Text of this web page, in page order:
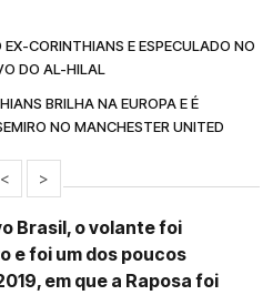
CORINTHIANS E ESPECULADO NO
DO AL-HILAL
BRILHA NA EUROPA E É
NO MANCHESTER UNITED
< >
Brasil, o volante foi
e foi um dos poucos
em que a Raposa foi